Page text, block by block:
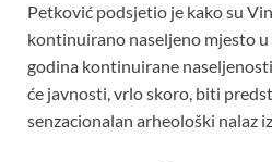
Petković podsjetio je kako su
kontinuirano naseljeno mjesto
godina kontinuirane
će javnosti, vrlo skoro, biti
senzacionalan arheološki nalaz